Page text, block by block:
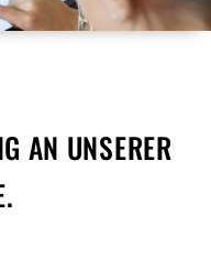
AN UNSERER